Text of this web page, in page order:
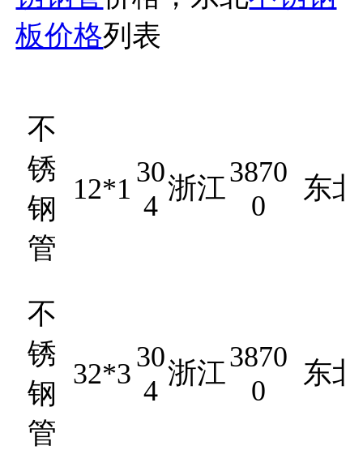
板价格列表
不
锈
钢
管
12*1
30
4
浙江3870
0
东北
不
锈
钢
管
32*3
30
4
浙江3870
0
东北